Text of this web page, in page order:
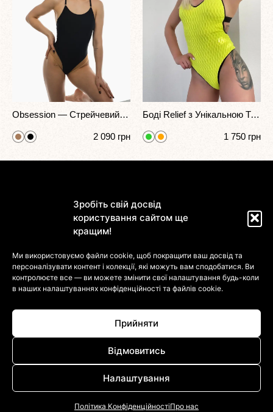
Зробіть свій досвід
користування сайтом ще
кращим!
Ми використовуємо файли cookie, щоб покращити ваш досвід та
персоналізувати контент і колекції, які можуть вам сподобатися. Ви
контролюєте все — ви можете змінити свої налаштування будь-коли
в наших налаштуваннях конфіденційності та файлів cookie.
Прийняти
Відмовитись
Налаштування
Політика КонфіденційностіПро нас
Obsession — Стрейчевий Боді З Сіткою Для Сцени Та Артистичного Руху
2 090 грн
Боді Relief з Унікальною Текстурою для Exotic та Pole Практики
1 750 грн
Інформація